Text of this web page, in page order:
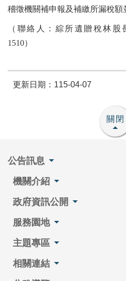
稽徵機關補申報及補繳所漏稅額
（聯絡人：綜所遺贈稅林股
1510）
更新日期：115-04-07
關閉
公告訊息
機關介紹
政府資訊公開
服務園地
主題專區
相關連結